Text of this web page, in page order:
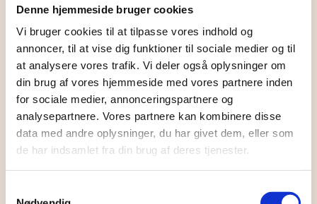
Denne hjemmeside bruger cookies
Vi bruger cookies til at tilpasse vores indhold og
annoncer, til at vise dig funktioner til sociale medier og til
at analysere vores trafik. Vi deler også oplysninger om
din brug af vores hjemmeside med vores partnere inden
for sociale medier, annonceringspartnere og
analysepartnere. Vores partnere kan kombinere disse
data med andre oplysninger, du har givet dem, eller som
de har indsamlet fra din brug af deres tjenester.